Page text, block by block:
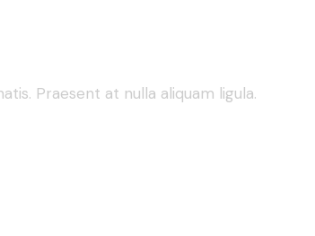
Praesent at nulla aliquam ligula.